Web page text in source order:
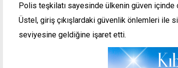
Polis teşkilatı sayesinde ülkenin güven
Üstel, giriş çıkışlardaki güvenlik önlemleri ile
seviyesine geldiğine işaret etti.